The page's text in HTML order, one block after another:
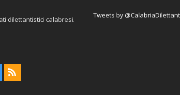
dilettantistici calabresi. Tweets by